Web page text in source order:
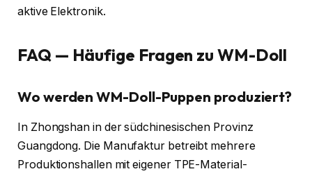
aktive Elektronik.
FAQ — Häufige Fragen zu WM-Doll
Wo werden WM-Doll-Puppen produziert?
In Zhongshan in der südchinesischen Provinz
Guangdong. Die Manufaktur betreibt mehrere
Produktionshallen mit eigener TPE-Material-